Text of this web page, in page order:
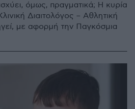
όμως, πραγματικά; Η κυρία
Διαιτολόγος – Αθλητική
με αφορμή την Παγκόσμια